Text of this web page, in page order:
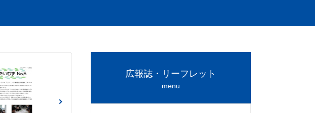
広報誌・リーフレット
menu